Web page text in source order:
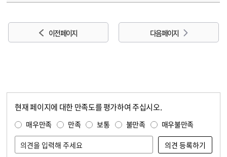
이전 페이지 다음 페이지
현재 페이지에 대한 만족도를 평가하여 주십시오.
매우만족 만족 보통 불만족 매우불만족